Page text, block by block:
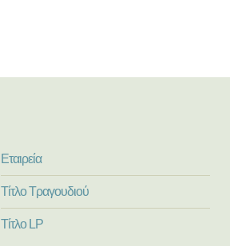
Εταιρεία
Τίτλο Τραγουδιού
Τίτλο LP